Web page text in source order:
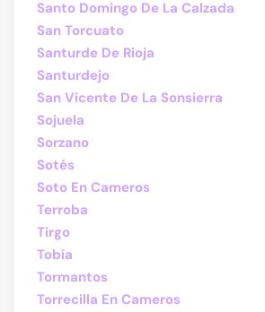
Santo Domingo De La Calzada
San Torcuato
Santurde De Rioja
Santurdejo
San Vicente De La Sonsierra
Sojuela
Sorzano
Sotés
Soto En Cameros
Terroba
Tirgo
Tobía
Tormantos
Torrecilla En Cameros